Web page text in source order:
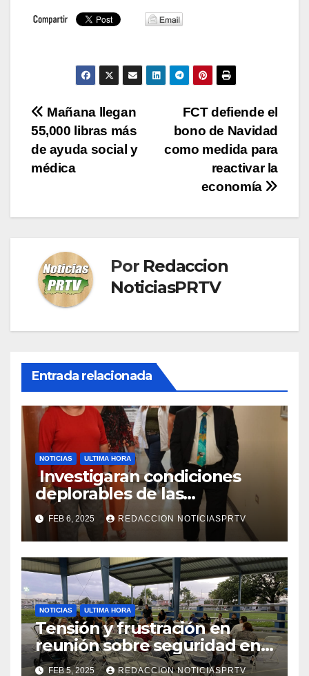
Navegación
de
entradas
FCT defiende el
bono de Navidad
como medida para
reactivar la
economía
Mañana llegan
55,000 libras más
de ayuda social y
médica
Por Redaccion
NoticiasPRTV
Entrada relacionada
NOTICIAS ULTIMA HORA
Investigaran condiciones
deplorables de las
facilidades el Departamento
de la Salud en Mayagüez
FEB 6, 2025 REDACCION NOTICIASPRTV
NOTICIAS ULTIMA HORA
Tensión y frustración en
reunión sobre seguridad en
Reparto Metropolitano
FEB 5, 2025 REDACCION NOTICIASPRTV